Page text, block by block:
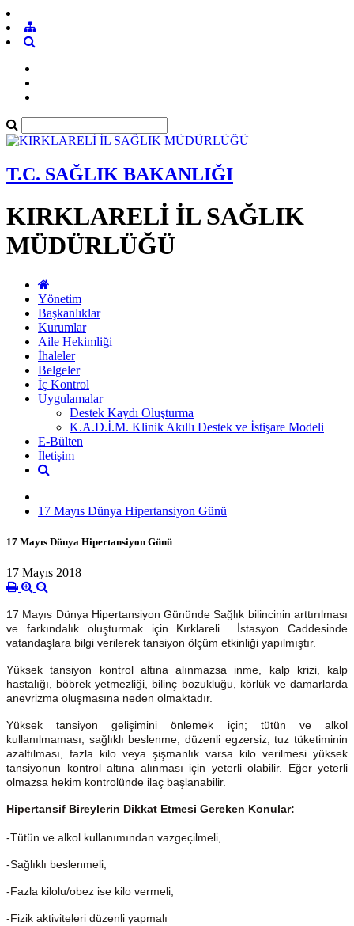
T.C. SAĞLIK BAKANLIĞI
KIRKLARELİ İL SAĞLIK
MÜDÜRLÜĞÜ
Yönetim
Başkanlıklar
Kurumlar
Aile Hekimliği
İhaleler
Belgeler
İç Kontrol
Uygulamalar
Destek Kaydı Oluşturma
K.A.D.İ.M. Klinik Akıllı Destek ve İstişare Modeli
E-Bülten
İletişim
17 Mayıs Dünya Hipertansiyon Günü
17 Mayıs Dünya Hipertansiyon Günü
17 Mayıs 2018
17 Mayıs Dünya Hipertansiyon Gününde Sağlık bilincinin arttırılması
ve farkındalık oluşturmak için Kırklareli İstasyon Caddesinde
vatandaşlara bilgi verilerek tansiyon ölçüm etkinliği yapılmıştır.
Yüksek tansiyon kontrol altına alınmazsa inme, kalp krizi, kalp
hastalığı, böbrek yetmezliği, bilinç bozukluğu, körlük ve damarlarda
anevrizma oluşmasına neden olmaktadır.
Yüksek tansiyon gelişimini önlemek için; tütün ve alkol
kullanılmaması, sağlıklı beslenme, düzenli egzersiz, tuz tüketiminin
azaltılması, fazla kilo veya şişmanlık varsa kilo verilmesi yüksek
tansiyonun kontrol altına alınması için yeterli olabilir. Eğer yeterli
olmazsa hekim kontrolünde ilaç başlanabilir.
Hipertansif Bireylerin Dikkat Etmesi Gereken Konular:
-Tütün ve alkol kullanımından vazgeçilmeli,
-Sağlıklı beslenmeli,
-Fazla kilolu/obez ise kilo vermeli,
-Fizik aktiviteleri düzenli yapmalı